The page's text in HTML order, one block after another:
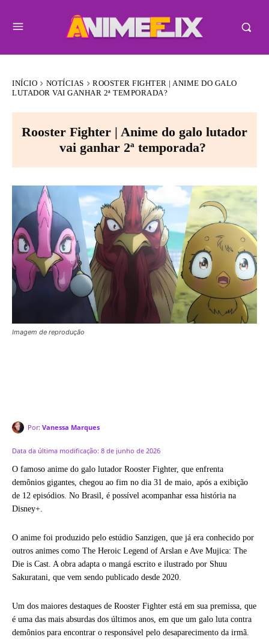
INÍCIO NOTÍCIAS
ROOSTER FIGHTER | ANIME DO GALO
LUTADOR VAI GANHAR 2ª TEMPORADA?
Rooster Fighter | Anime do galo lutador
vai ganhar 2ª temporada?
Imagem de reprodução
Por: Vanessa Marques
Data da última modificação: 8 de junho de 2026
O famoso anime do galo lutador Rooster Fighter, que enfrenta
demônios gigantes, chegou ao fim no dia 31 de maio, após a exibição
de 12 episódios. No Brasil, é possível acompanhar essa história na
Disney+.
O anime foi produzido pelo estúdio Sanzigen, que já era conhecido por
outros animes como The Heroic Legend of Arslan e Ave Mujica: The
Die is Cast. A obra adapta o mangá escrito e ilustrado por Shuu
Sakuratani, que vem sendo publicado desde 2020.
Um dos maiores destaques de Rooster Fighter está em sua premissa, que
é uma das mais absurdas dos últimos anos, em que um galo luta contra
demônios para encontrar o responsável pelo desaparecimento da irmã.